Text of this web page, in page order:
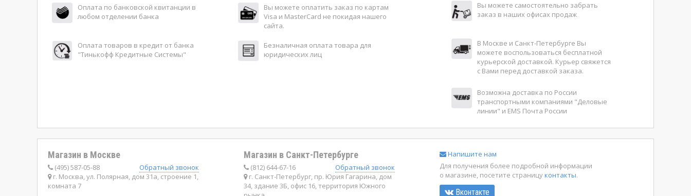
Оплата по банковской квитанции в
любом отделении банка
Вы можете оплатить заказ по картам
Visa и MasterCard не покидая нашего
сайта.
Оплата товаров в кредит от банка
"Тинькофф Кредитные Системы"
Безналичная оплата товара для
юридических лиц
Вы можете самостоятельно забрать
заказ в наших офисах продаж
В Москве и Санкт-Петербурге Вы
можете воспользоваться бесплатной
курьерской доставкой. Курьер свяжется
с Вами перед доставкой заказа.
Возможна доставка по России
транспортными компаниями "Деловые
линии" и EMS Почта России
Магазин в Москве
(495) 587-05-88
Обратный звонок
г. Москва, ул. Полярная, дом 31а, строение 1,
комната 7
Магазин в Санкт-Петербурге
(812) 644-67-16
Обратный звонок
г. Санкт-Петербург, пр. Юрия Гагарина, дом
34, здание 3Б, офис 16, территория Южного
Напишите нам
Для получения более подробной информации
о магазине, посетите страницуконтакты.
Вконтакте